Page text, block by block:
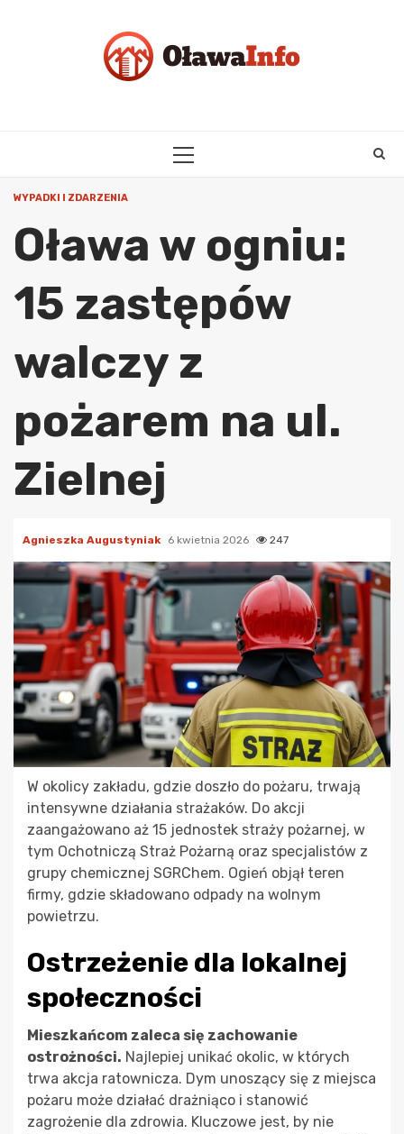
PRIMARY
WYPADKI I ZDARZENIA
Oława w ogniu:
15 zastępów
walczy z
pożarem na ul.
Zielnej
Agnieszka Augustyniak 6 kwietnia 2026 247
W okolicy zakładu, gdzie doszło do pożaru, trwają
intensywne działania strażaków. Do akcji
zaangażowano aż 15 jednostek straży pożarnej, w
tym Ochotniczą Straż Pożarną oraz specjalistów z
grupy chemicznej SGRChem. Ogień objął teren
firmy, gdzie składowano odpady na wolnym
powietrzu.
Ostrzeżenie dla lokalnej
społeczności
Mieszkańcom zaleca się zachowanie
ostrożności. Najlepiej unikać okolic, w których
trwa akcja ratownicza. Dym unoszący się z miejsca
pożaru może działać drażniąco i stanowić
zagrożenie dla zdrowia. Kluczowe jest, by nie